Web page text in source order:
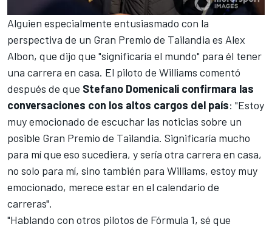
Alguien especialmente entusiasmado con la
perspectiva de un Gran Premio de Tailandia es Alex
Albon, que dijo que "significaría el mundo" para él tener
una carrera en casa. El piloto de Williams comentó
después de que Stefano Domenicali confirmara las
conversaciones con los altos cargos del país: "Estoy
muy emocionado de escuchar las noticias sobre un
posible Gran Premio de Tailandia. Significaría mucho
para mí que eso sucediera, y sería otra carrera en casa,
no solo para mí, sino también para Williams, estoy muy
emocionado, merece estar en el calendario de
carreras".
"Hablando con otros pilotos de Fórmula 1, sé que